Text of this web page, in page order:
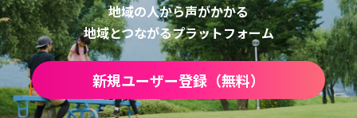
地域の人から声がかかる
地域とつながるプラットフォーム
新規ユーザー登録（無料）